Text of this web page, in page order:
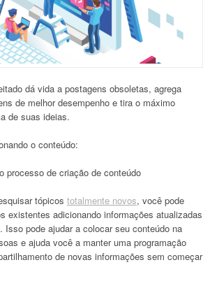
dá vida a postagens obsoletas, agrega
de melhor desempenho e tira o máximo
de suas ideias.
o conteúdo:
processo de criação de conteúdo
tópicos totalmente novos, você pode
existentes adicionando informações atualizadas
Isso pode ajudar a colocar seu conteúdo na
e ajuda você a manter uma programação
de novas informações sem começar